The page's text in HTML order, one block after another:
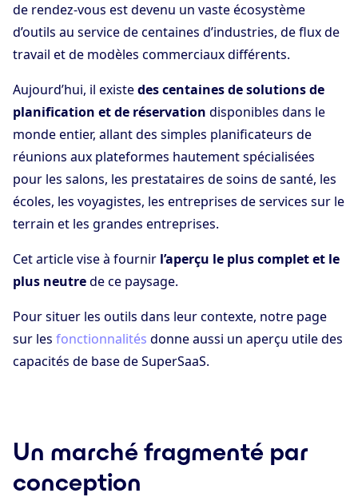
de rendez-vous est devenu un vaste écosystème
d’outils au service de centaines d’industries, de flux de
travail et de modèles commerciaux différents.
Aujourd’hui, il existedes centaines de solutions de
planification et de réservation disponibles dans le
monde entier, allant des simples planificateurs de
réunions aux plateformes hautement spécialisées
pour les salons, les prestataires de soins de santé, les
écoles, les voyagistes, les entreprises de services sur le
terrain et les grandes entreprises.
Cet article vise à fournir l’aperçu le plus complet et le
plus neutrede ce paysage.
Pour situer les outils dans leur contexte, notre page
sur les fonctionnalités donne aussi un aperçu utile des
capacités de base de SuperSaaS.
Un marché fragmenté par
conception